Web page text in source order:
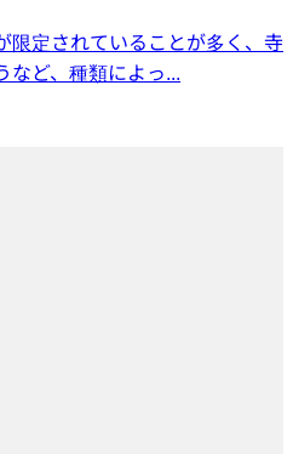
限定されていることが多く、寺
など、種類によっ...